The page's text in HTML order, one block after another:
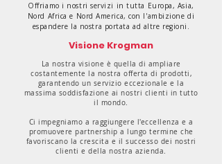
Offriamo i nostri servizi in tutta Europa, Asia,
Nord Africa e Nord America, con l'ambizione di
espandere la nostra portata ad altre regioni.
Visione Krogman
La nostra visione è quella di ampliare
costantemente la nostra offerta di prodotti,
garantendo un servizio eccezionale e la
massima soddisfazione ai nostri clienti in tutto
il mondo.
Ci impegniamo a raggiungere l'eccellenza e a
promuovere partnership a lungo termine che
favoriscano la crescita e il successo dei nostri
clienti e della nostra azienda.